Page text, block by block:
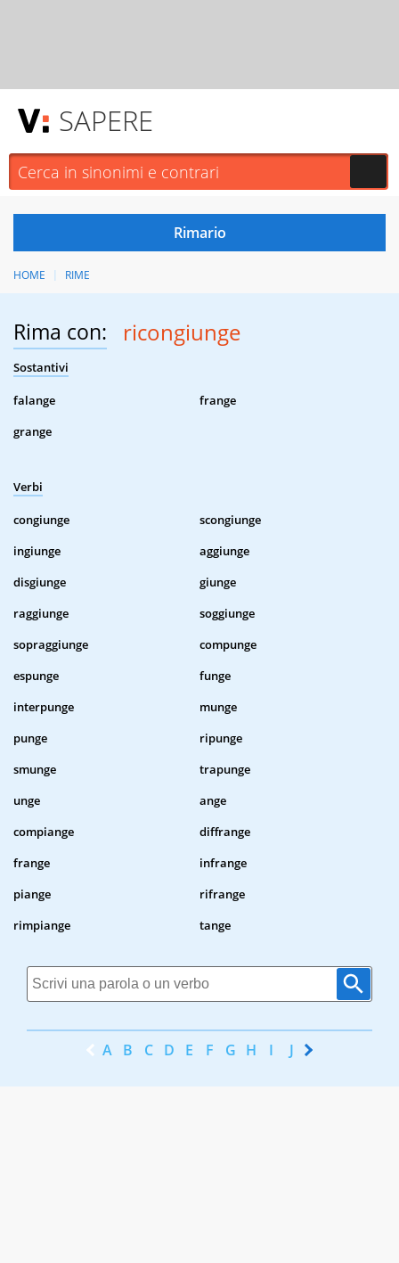
SAPERE
HOME RIME
Rima con: ricongiunge
Sostantivi
falange
frange
grange
Verbi
congiunge
scongiunge
ingiunge
aggiunge
disgiunge
giunge
raggiunge
soggiunge
sopraggiunge
compunge
espunge
funge
interpunge
munge
punge
ripunge
smunge
trapunge
unge
ange
compiange
diffrange
frange
infrange
piange
rifrange
rimpiange
tange
A B C D E F G H I J K